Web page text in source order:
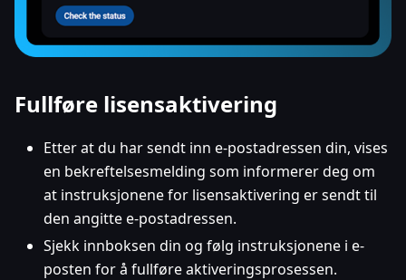
Fullføre lisensaktivering
Etter at du har sendt inn e-postadressen din, vises
en bekreftelsesmelding som informerer deg om
at instruksjonene for lisensaktivering er sendt til
den angitte e-postadressen.
Sjekk innboksen din og følg instruksjonene i e-
posten for å fullføre aktiveringsprosessen.